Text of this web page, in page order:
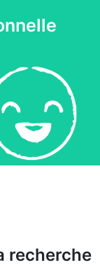
recherche